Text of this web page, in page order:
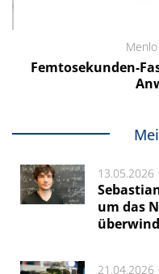
Femtosekunden-
13.05.2026
um das
21.04.2026